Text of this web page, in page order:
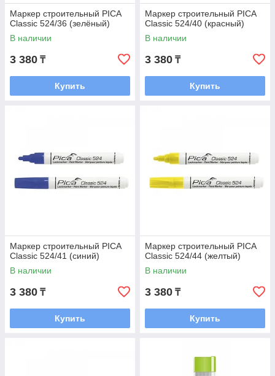
Маркер строительный PICA
Classic 524/36 (зелёный)
В наличии
3 380 ₸
Купить
Маркер строительный PICA
Classic 524/40 (красный)
В наличии
3 380 ₸
Купить
Маркер строительный PICA
Classic 524/41 (синий)
В наличии
3 380 ₸
Купить
Маркер строительный PICA
Classic 524/44 (желтый)
В наличии
3 380 ₸
Купить